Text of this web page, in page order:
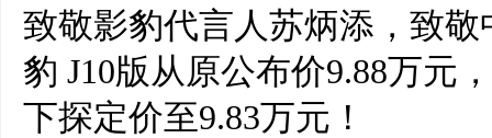
致敬影豹代言人苏炳添，致
豹 J10版从原公布价9.88万元
下探定价至9.83万元！